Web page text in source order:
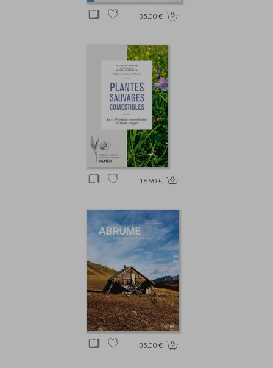
35.00 €
16.90 €
35.00 €